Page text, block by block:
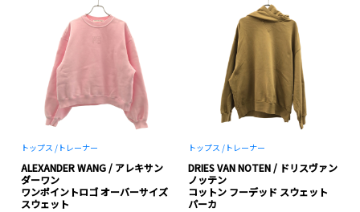
トップス / トレーナー
ALEXANDER WANG / アレキサン
ダーワン
ワンポイントロゴ オーバーサイズ
スウェット
トップス / トレーナー
DRIES VAN NOTEN / ドリスヴァン
ノッテン
コットン フーデッド スウェット
パーカ